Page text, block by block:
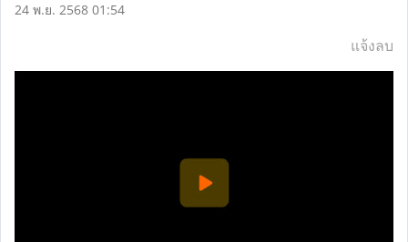
24 พ.ย. 2568 01:54
แจ้งลบ